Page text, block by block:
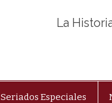
La
Seriados Especiales